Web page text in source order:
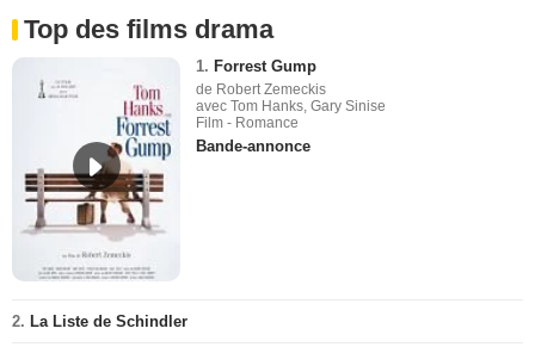
Top des films drama
1. Forrest Gump
de Robert Zemeckis
avec Tom Hanks, Gary Sinise
Film - Romance
Bande-annonce
2. La Liste de Schindler